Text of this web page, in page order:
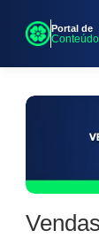
Portal de